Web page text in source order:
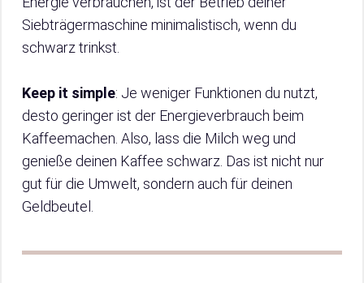
Siebträgermaschine minimalistisch, wenn du
schwarz trinkst.
Keep it simple: Je weniger Funktionen du nutzt,
desto geringer ist der Energieverbrauch beim
Kaffeemachen. Also, lass die Milch weg und
genieße deinen Kaffee schwarz. Das ist nicht nur
gut für die Umwelt, sondern auch für deinen
Geldbeutel.